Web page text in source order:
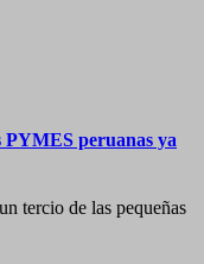
peruanas ya
tercio de las pequeñas